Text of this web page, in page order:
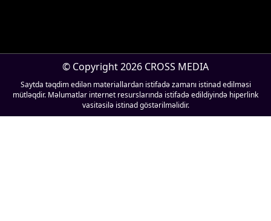
© Copyright 2026 CROSS MEDIA
Saytda təqdim edilən materiallardan istifadə zamanı istinad edilməsi
mütləqdir. Məlumatlar internet resurslarında istifadə edildiyində hiperlink
vasitəsilə istinad göstərilməlidir.